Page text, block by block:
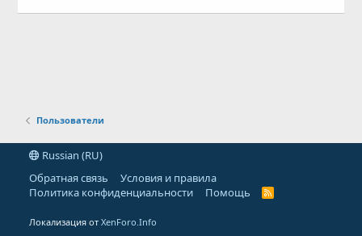
Пользователи
Russian (RU)
Обратная связь
Условия и правила
Политика конфиденциальности
Помощь
R
Локализация отXenForo.Info